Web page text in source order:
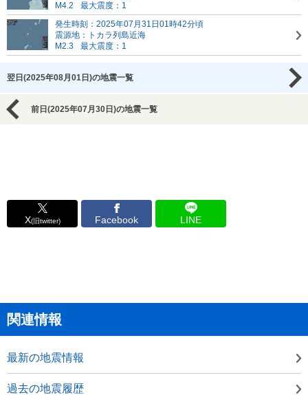
M4.2
最大震度：1
発生時刻：2025年07月31日01時42分頃
震源地：トカラ列島近海
M2.3
最大震度：1
翌日(2025年08月01日)の地震一覧
前日(2025年07月30日)の地震一覧
X(旧twitter) Facebook LINE
関連情報
最新の地震情報
過去の地震履歴